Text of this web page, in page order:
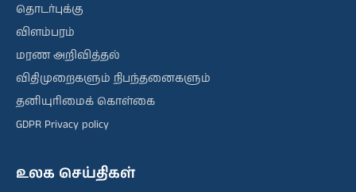
தொடர்புக்கு
விளம்பரம்
மரண அறிவித்தல்
விதிமுறைகளும் நிபந்தனைகளும்
தனியுரிமைக் கொள்கை
GDPR Privacy policy
உலக செய்திகள்